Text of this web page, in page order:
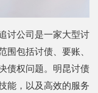
讨公司是一家大型讨
围包括讨债、要账、
债权问题。明昆讨债
能，以及高效的服务